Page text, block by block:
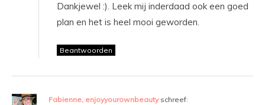
Dankjewel :). Leek mij inderdaad ook een goed
plan en het is heel mooi geworden.
Beantwoorden
Fabienne, enjoyyourownbeauty schreef: